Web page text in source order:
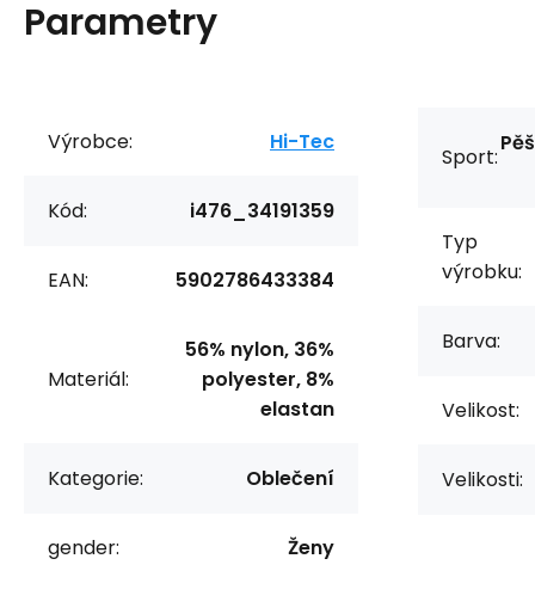
Parametry
Výrobce: Hi-Tec
Kód: i476_34191359
EAN: 5902786433384
Materiál:
56% nylon, 36%
polyester, 8%
elastan
Kategorie: Oblečení
gender: Ženy
Sport:
Typ
výrobku:
Barva:
Velikost:
Velikosti: